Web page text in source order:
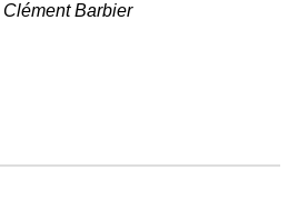
Barbier